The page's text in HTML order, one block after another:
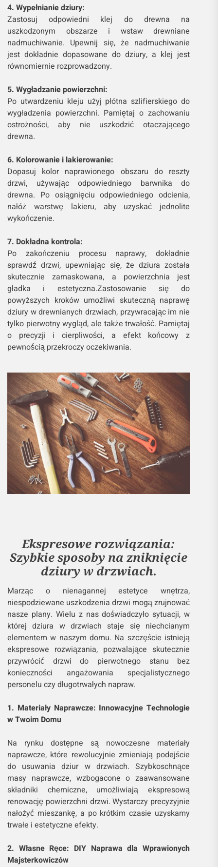
4. Wypełnianie dziury:
Zastosuj odpowiedni klej do drewna na
uszkodzonym obszarze i wstaw drewniane
nadmuchiwanie. Upewnij się, że nadmuchiwanie
jest dokładnie dopasowane do dziury, a klej jest
równomiernie rozprowadzony.
5. Wygładzanie powierzchni:
Po utwardzeniu kleju użyj płótna szlifierskiego do
wygładzenia powierzchni. Pamiętaj o zachowaniu
ostrożności, aby nie uszkodzić otaczającego
drewna.
6. Kolorowanie i lakierowanie:
Dopasuj kolor naprawionego obszaru do reszty
drzwi, używając odpowiedniego barwnika do
drewna. Po osiągnięciu odpowiedniego odcienia,
nałóż warstwę lakieru, aby uzyskać jednolite
wykończenie.
7. Dokładna kontrola:
Po zakończeniu procesu naprawy, dokładnie
sprawdź drzwi, upewniając się, że dziura została
skutecznie zamaskowana, a powierzchnia jest
gładka i estetyczna.Zastosowanie się do
powyższych kroków umożliwi skuteczną naprawę
dziury w drewnianych drzwiach, przywracając im nie
tylko pierwotny wygląd, ale także trwałość. Pamiętaj
o precyzji i cierpliwości, a efekt końcowy z
pewnością przekroczy oczekiwania.
Ekspresowe rozwiązania:
Szybkie sposoby na zniknięcie
dziury w drzwiach.
Marząc o nienagannej estetyce wnętrza,
niespodziewane uszkodzenia drzwi mogą zrujnować
nasze plany. Wielu z nas doświadczyło sytuacji, w
której dziura w drzwiach staje się niechcianym
elementem w naszym domu. Na szczęście istnieją
ekspresowe rozwiązania, pozwalające skutecznie
przywrócić drzwi do pierwotnego stanu bez
konieczności angażowania specjalistycznego
personelu czy długotrwałych napraw.
1. Materiały Naprawcze: Innowacyjne Technologie
w Twoim Domu
Na rynku dostępne są nowoczesne materiały
naprawcze, które rewolucyjnie zmieniają podejście
do usuwania dziur w drzwiach. Szybkoschnące
masy naprawcze, wzbogacone o zaawansowane
składniki chemiczne, umożliwiają ekspresową
renowację powierzchni drzwi. Wystarczy precyzyjnie
nałożyć mieszankę, a po krótkim czasie uzyskamy
trwałe i estetyczne efekty.
2. Własne Ręce: DIY Naprawa dla Wprawionych
Majsterkowiczów